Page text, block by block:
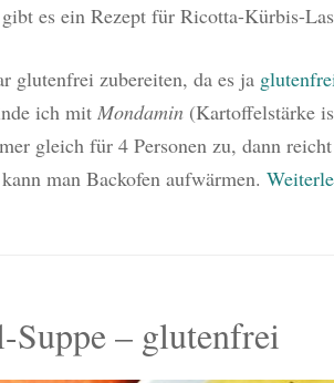
es ein Rezept für Ricotta-Kürbis-
glutenfrei zubereiten, da es ja
ich mit Mondamin(Kartoffelstärke
gleich für 4 Personen zu, dann
man Backofen aufwärmen.
– glutenfrei